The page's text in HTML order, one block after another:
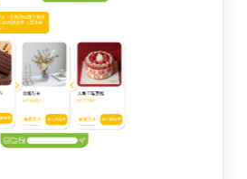
專案導入、但想進一步設計
更能控制的AI Workflow。
的 Agent，AI Workflow 將
步驟——從資料擷取、語意
最終回覆，每一步都能追
讓多個 AI 協作分工：一個
一個 Agent 負責判斷，一
成報告，每個子任務還能彼